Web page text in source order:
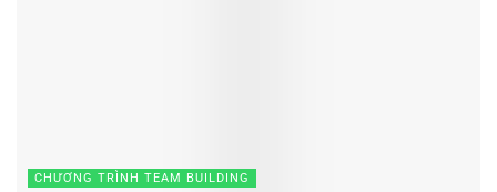
CHƯƠNG TRÌNH TEAM BUILDING